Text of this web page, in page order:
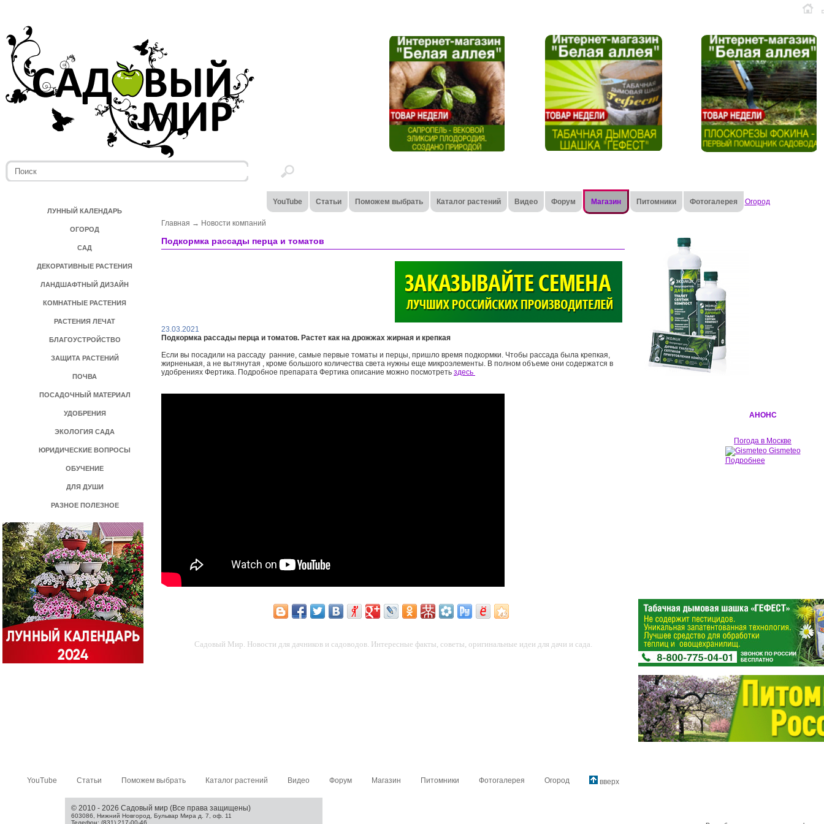
ЛУННЫЙ КАЛЕНДАРЬ
ОГОРОД
САД
ДЕКОРАТИВНЫЕ РАСТЕНИЯ
ЛАНДШАФТНЫЙ ДИЗАЙН
КОМНАТНЫЕ РАСТЕНИЯ
РАСТЕНИЯ ЛЕЧАТ
БЛАГОУСТРОЙСТВО
ЗАЩИТА РАСТЕНИЙ
ПОЧВА
ПОСАДОЧНЫЙ МАТЕРИАЛ
УДОБРЕНИЯ
ЭКОЛОГИЯ САДА
ЮРИДИЧЕСКИЕ ВОПРОСЫ
ОБУЧЕНИЕ
ДЛЯ ДУШИ
РАЗНОЕ ПОЛЕЗНОЕ
YouTube Статьи Поможем выбрать Каталог растений Видео Форум Магазин Питомники Фотогалерея Огород
Главная → Новости компаний
Подкормка рассады перца и томатов
23.03.2021
Подкормка рассады перца и томатов. Растет как на дрожжах жирная и крепкая
Если вы посадили на рассаду ранние, самые первые томаты и перцы, пришло время подкормки. Чтобы рассада была крепкая,
жирненькая, а не вытянутая , кроме большого количества света нужны еще микроэлементы. В полном объеме они содержатся в
удобрениях Фертика. Подробное препарата Фертика описание можно посмотреть здесь
Садовый Мир. Новости для дачников и садоводов. Интересные факты, советы, оригинальные идеи для дачи и сада.
АНОНС
Погода в Москве
Gismeteo
Подробнее
YouTube Статьи Поможем выбрать Каталог растений Видео Форум Магазин Питомники Фотогалерея Огород вверх
© 2010 - 2026 Садовый мир (Все права защищены)
603086, Нижний Новгород, Бульвар Мира д. 7, оф. 11
Телефон: (831) 217-00-46